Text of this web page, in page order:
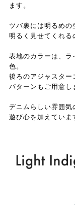
ます。
ツバ裏には明るめ
明るく見せてくれる
表地のカラーは、
色。
後ろのアジャスター
パターンもご用意し
デニムらしい雰囲気
遊び心を加えていま